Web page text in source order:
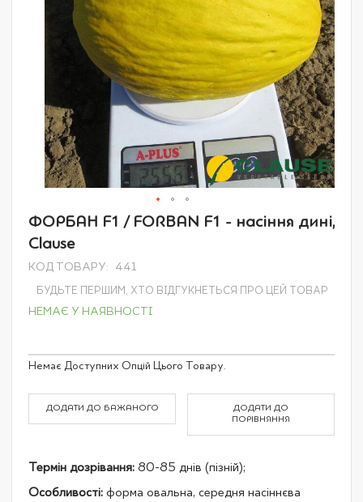
Перейти
початку
галереї
ФОРБАН F1 / FORBAN F1 - насіння дині,
Clause
КОД ТОВАРУ 441
БУДЬТЕ ПЕРШИМ, ХТО ВІДГУКНЕТЬСЯ ПРО ЦЕЙ ТОВАР
НЕМАЄ У НАЯВНОСТІ
Grouped
product
Немає Доступних Опцій Цього Товару.
ДОДАТИ ДО БАЖАНОГО
ДОДАТИ ДО
ПОРІВНЯННЯ
Термін дозрівання: 80-85 днів (пізній);
Особливості: форма овальна, середня насіннєва